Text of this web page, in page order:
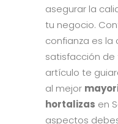
asegurar la
tu negocio.
confianza es la
satisfacción de
artículo te
al mejor
hortalizas en
aspectos